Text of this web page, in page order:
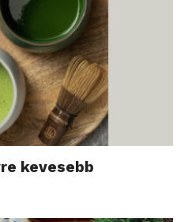
kevesebb